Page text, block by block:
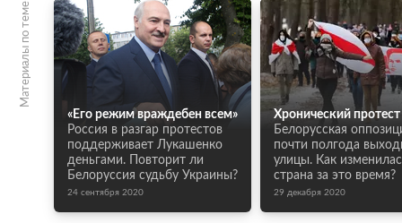
Материалы по теме
«Его режим враждебен всем»
Россия в разгар протестов
поддерживает Лукашенко
деньгами. Повторит ли
Белоруссия судьбу Украины?
24 сентября 2020
Хронический протест
Белорусская
почти полгода
улицы. Как
страна за это время?
29 декабря 2020